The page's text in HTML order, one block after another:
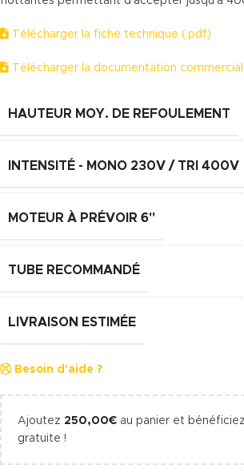
Télécharger la fiche technique (.pdf)
Télécharger la documentation
HAUTEUR MOY. DE REFOULEMENT
INTENSITÉ - MONO 230V / TRI 400V
MOTEUR À PRÉVOIR 6"
TUBE RECOMMANDÉ
LIVRAISON ESTIMÉE
Besoin d'aide ?
Ajoutez 250,00€ au panier et
gratuite !